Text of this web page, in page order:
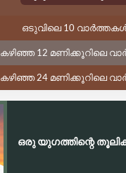
ഒടുവിലെ 10
കഴിഞ്ഞ 12 മണിക്കൂറിലെ
കഴിഞ്ഞ 24 മണിക്കൂറിലെ
ഒരു യുഗത്തിന്റെ തൂലിക